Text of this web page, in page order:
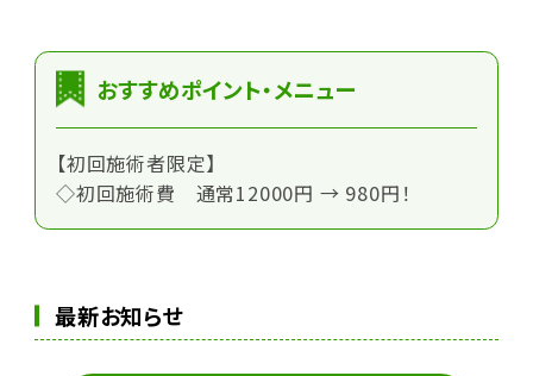
おすすめポイント・メニュー
【初回施術者限定】
◇初回施術費 通常12000円 → 980円！
最新お知らせ